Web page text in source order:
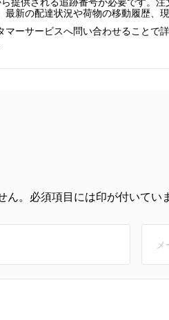
新の配達状況や荷物の移動履歴、
ーサービスへ問い合わせること
ん。必須項目には印が付いてい